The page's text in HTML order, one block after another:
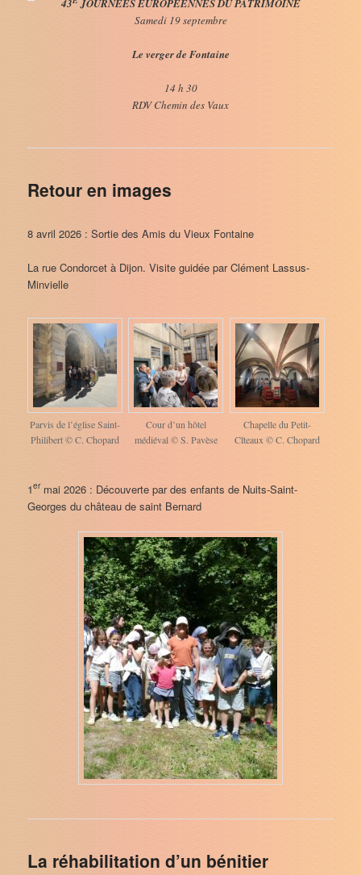
43 JOURNÉES EUROPÉENNES DU PATRIMOINE
Samedi 19 septembre
Le verger de Fontaine
14 h 30
RDV Chemin des Vaux
Retour en images
8 avril 2026 : Sortie des Amis du Vieux Fontaine
La rue Condorcet à Dijon. Visite guidée par Clément Lassus-
Minvielle
Parvis de l’église Saint-
Philibert © C. Chopard
Cour d’un hôtel
médiéval © S. Pavèse
Chapelle du Petit-
Cîteaux © C. Chopard
1ermai 2026 : Découverte par des enfants de Nuits-Saint-
Georges du château de saint Bernard
La réhabilitation d’un bénitier